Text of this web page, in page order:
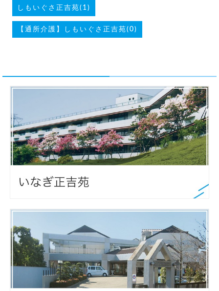
しもいぐさ正吉苑(1)
【通所介護】しもいぐさ正吉苑(0)